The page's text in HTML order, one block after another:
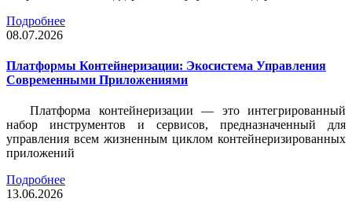
Подробнее
08.07.2026
Платформы Контейнеризации: Экосистема Управления
Современными Приложениями
Платформа контейнеризации — это интегрированный
набор инструментов и сервисов, предназначенный для
управления всем жизненным циклом контейнеризированных
приложений
Подробнее
13.06.2026